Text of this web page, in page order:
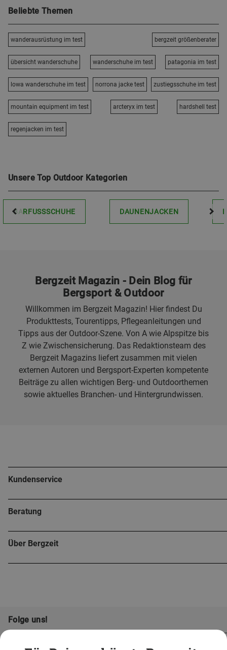
Beliebte Themen
wanderausrüstung im test bergzeit größenberater
übersicht wanderschuhe wanderschuhe im test patagonia im test
lowa wanderschuhe im test norrona jacke test zustiegsschuhe im test
mountain equipment im test arcteryx im test hardshell test
regenjacken im test
Unsere Top Outdoor Kategorien
BARFUSSSCHUHE DAUNENJACKEN
Bergzeit Magazin - Dein Blog für
Bergsport & Outdoor
Willkommen im Bergzeit Magazin! Hier findest Du
Produkttests, Tourentipps, Pflegeanleitungen und
Tipps aus der Outdoor-Szene. Von A wie Alpspitze bis
Z wie Zwischensicherung. Das Redaktionsteam des
Bergzeit Magazins liefert zusammen mit vielen
externen Autoren und Bergsport-Experten kompetente
Beiträge zu allen wichtigen Berg- und Outdoorthemen
sowie aktuelles Branchen- und Hintergrundwissen.
Kundenservice
Beratung
Über Bergzeit
Folge uns!